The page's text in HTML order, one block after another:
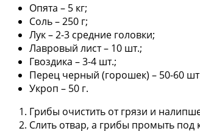
Опята – 5 кг;
Соль – 250 г;
Лук – 2-3 средние головки;
Лавровый лист – 10 шт.;
Гвоздика – 3-4 шт.;
Перец черный (горошек) – 50-60
Укроп – 50 г.
Грибы очистить от грязи и
Слить отвар, а грибы промыть под